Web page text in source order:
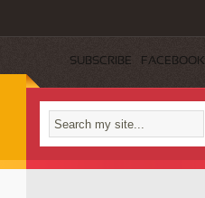
SUBSCRIBE FACEBOOK